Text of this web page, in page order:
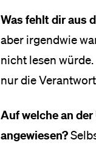
Was fehlt dir aus
aber irgendwie
nicht lesen
nur die
Auf welche an
angewiesen?
Medien